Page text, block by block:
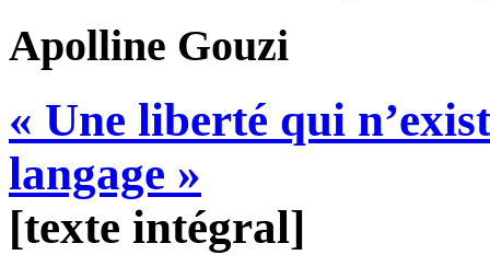
Apolline Gouzi
« Une liberté qui
langage »
[texte intégral]